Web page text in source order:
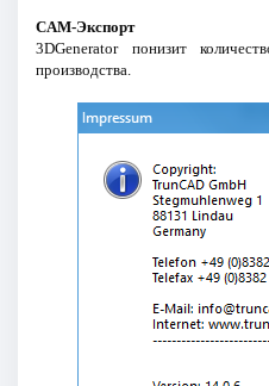
CAM-Экспорт
3DGenerator понизит
производства.